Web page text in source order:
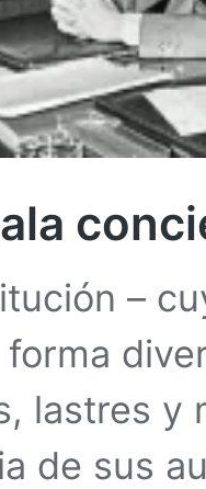
–
lastres y
de sus